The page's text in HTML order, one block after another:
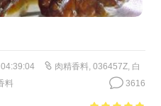
肉精香料, 036457Z, 白
料 3616